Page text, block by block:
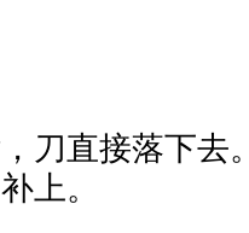
刀直接落下去
上。